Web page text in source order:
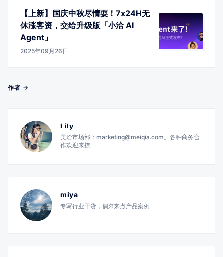
【上新】国庆中秋尽情耍！7x24H无
休涨客资，交给升级版「小洽 AI
Agent」
2025年09月26日
作者 →
Lily
美洽市场部：marketing@meiqia.com。各种商务合
作欢迎来撩
miya
专写行业干货，偶尔来点产品案例